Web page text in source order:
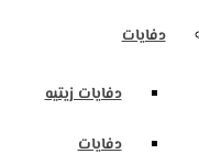
دفايات
دفايات زيتيه
دفايات